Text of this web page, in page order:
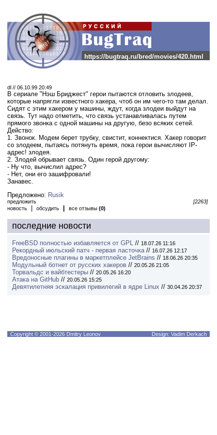
https://bugtraq.ru/bred/movies/420.html
dl // 06.10.99 20:49
В сериале "Нэш Бриджест" герои пытаются отловить злодеев,
которые напрягли известного хакера, чтоб он им чего-то там делал.
Сидят с этим хакером у машины, ждут, когда злодеи выйдут на
связь. Тут надо отметить, что связь устанавливалась путем
прямого звонка с одной машины на другую, безо всяких сетей.
Действо:
1. Звонок. Модем берет трубку, свистит, коннектися. Хакер говорит
со злодеем, пытаясь потянуть время, пока герои вычисляют IP-
адрес! злодея.
2. Злодей обрывает связь. Один герой другому:
- Ну что, вычислил адрес?
- Нет, они его зашифровали!
Занавес.
Предложено: Rusik
предложить
новость
обсудить все отзывы (0)
[2263]
последние новости
FreeBSD полностью избавляется от GPL // 18.07.26 11:16
Рекордный июльский патч - первая ласточка// 16.07.26 12:17
Вредоносные плагины в маркетплейсе JetBrains // 18.06.26 20:35
Модульный ботнет от русских хакеров // 20.05.26 21:05
Торвальдс и вайбтестеры // 20.05.26 16:20
Атака на GitHub // 20.05.26 15:25
Девятилетняя эскалация привилегий в ядре Linux // 30.04.26 20:37
Copyright © 2001-2026 Dmitry Leonov Design: Vadim Derkach